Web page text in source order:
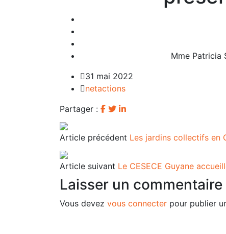
Mme Patricia
31 mai 2022
netactions
Partager :
Article précédent Les jardins collectifs en
Article suivant Le CESECE Guyane
Laisser un commentaire
Vous devez vous connecter pour publier